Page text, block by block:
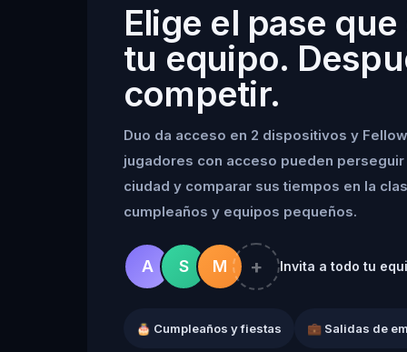
Elige el pase
tu equipo.
competir.
Duo da acceso en 2 dispositivos y
jugadores con acceso pueden
ciudad y comparar sus tiempos en la
cumpleaños y equipos pequeños.
A S M + Invita a todo tu
🎂 Cumpleaños y fiestas 💼 Salidas de